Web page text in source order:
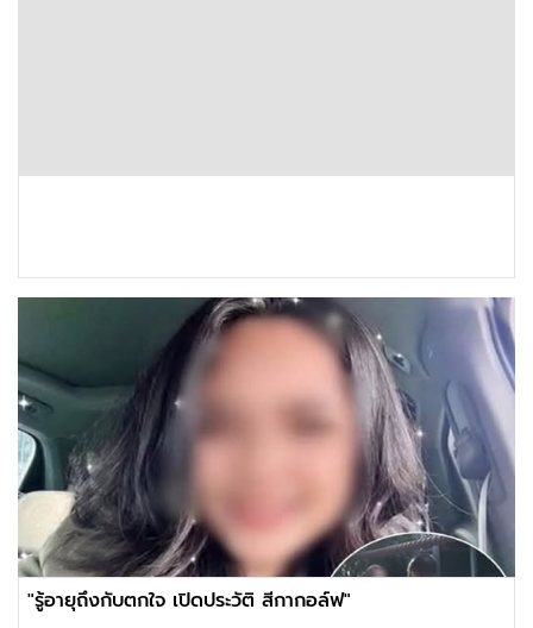
"รู้อายุถึงกับตกใจ เปิดประวัติ สีกากอล์ฟ"